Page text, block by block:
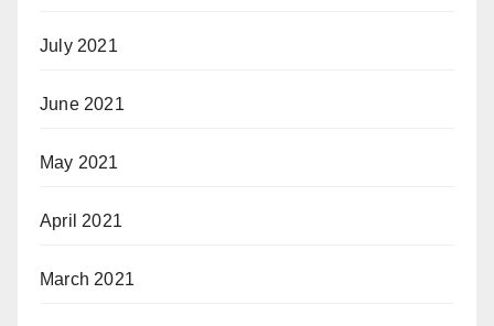
July 2021
June 2021
May 2021
April 2021
March 2021